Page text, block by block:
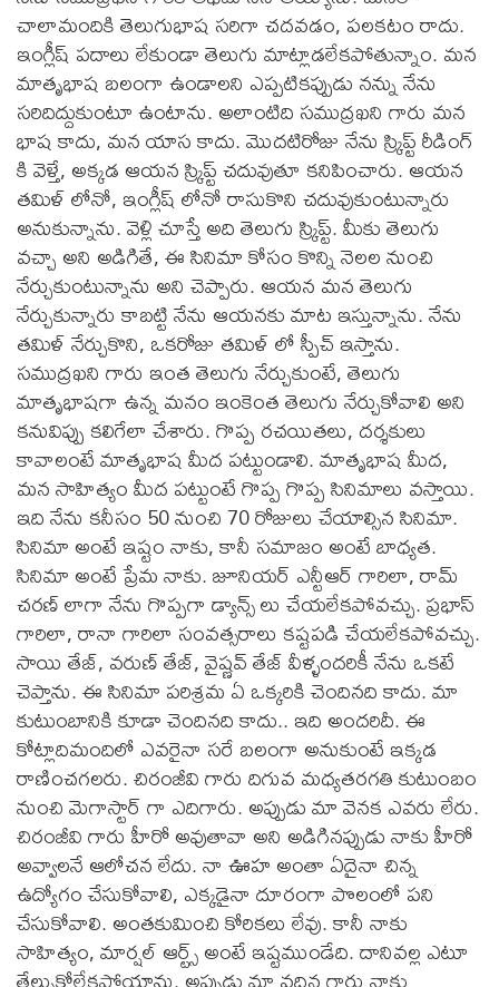
చాలామందికి తెలుగుభాష సరిగా చదవడం, పలకటం రాదు.
ఇంగ్లీష్ పదాలు లేకుండా తెలుగు మాట్లాడలేకపోతున్నాం. మన
మాతృభాష బలంగా ఉండాలని ఎప్పటికప్పుడు నన్ను నేను
సరిదిద్దుకుంటూ ఉంటాను. అలాంటిది సముద్రఖని గారు మన
భాష కాదు, మన యాస కాదు. మొదటిరోజు నేను స్క్రిప్ట్ రీడింగ్
కి వెళ్తే, అక్కడ ఆయన స్క్రిప్ట్ చదువుతూ కనిపించారు. ఆయన
తమిళ్ లోనో, ఇంగ్లీష్ లోనో రాసుకొని చదువుకుంటున్నారు
అనుకున్నాను. వెళ్లి చూస్తే అది తెలుగు స్క్రిప్ట్. మీకు తెలుగు
వచ్చా అని అడిగితే, ఈ సినిమా కోసం కొన్ని నెలల నుంచి
నేర్చుకుంటున్నాను అని చెప్పారు. ఆయన మన తెలుగు
నేర్చుకున్నారు కాబట్టి నేను ఆయనకు మాట ఇస్తున్నాను. నేను
తమిళ్ నేర్చుకొని, ఒకరోజు తమిళ్ లో స్పీచ్ ఇస్తాను.
సముద్రఖని గారు ఇంత తెలుగు నేర్చుకుంటే, తెలుగు
మాతృభాషగా ఉన్న మనం ఇంకెంత తెలుగు నేర్చుకోవాలి అని
కనువిప్పు కలిగేలా చేశారు. గొప్ప రచయితలు, దర్శకులు
కావాలంటే మాతృభాష మీద పట్టుండాలి. మాతృభాష మీద,
మన సాహిత్యం మీద పట్టుంటే గొప్ప గొప్ప సినిమాలు వస్తాయి.
ఇది నేను కనీసం 50 నుంచి 70 రోజులు చేయాల్సిన సినిమా.
సినిమా అంటే ఇష్టం నాకు, కానీ సమాజం అంటే బాధ్యత.
సినిమా అంటే ప్రేమ నాకు. జూనియర్ ఎన్టీఆర్ గారిలా, రామ్
చరణ్ లాగా నేను గొప్పగా డ్యాన్స్ లు చేయలేకపోవచ్చు. ప్రభాస్
గారిలా, రానా గారిలా సంవత్సరాలు కష్టపడి చేయలేకపోవచ్చు.
సాయి తేజ్, వరుణ్ తేజ్, వైష్ణవ్ తేజ్ వీళ్ళందరికీ నేను ఒకటే
చెప్తాను. ఈ సినిమా పరిశ్రమ ఏ ఒక్కరికి చెందినది కాదు. మా
కుటుంబానికి కూడా చెందినది కాదు.. ఇది అందరిదీ. ఈ
కోట్లాదిమందిలో ఎవరైనా సరే బలంగా అనుకుంటే ఇక్కడ
రాణించగలరు. చిరంజీవి గారు దిగువ మధ్యతరగతి కుటుంబం
నుంచి మెగాస్టార్ గా ఎదిగారు. అప్పుడు మా వెనక ఎవరు లేరు.
చిరంజీవి గారు హీరో అవుతావా అని అడిగినప్పుడు నాకు హీరో
అవ్వాలనే ఆలోచన లేదు. నా ఊహ అంతా ఏదైనా చిన్న
ఉద్యోగం చేసుకోవాలి, ఎక్కడైనా దూరంగా పొలంలో పని
చేసుకోవాలి. అంతకుమించి కోరికలు లేవు. కానీ నాకు
సాహిత్యం, మార్షల్ ఆర్ట్స్ అంటే ఇష్టముండేది. దానివల్ల ఎటూ